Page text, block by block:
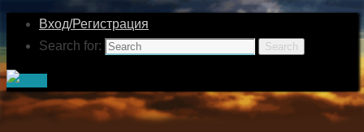
Вход/Регистрация
Search for:
Search